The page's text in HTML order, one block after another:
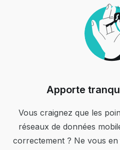
Apporte
Vous craignez que les
réseaux de données
correctement ? Ne vous en